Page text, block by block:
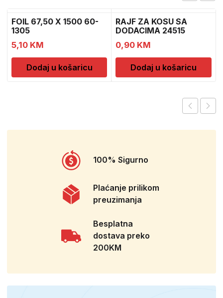
FOIL 67,50 X 1500 60-
1305
5,10 KM
Dodaj u košaricu
RAJF ZA KOSU SA
DODACIMA 24515
CH52451
0,90 KM
Dodaj u košaricu
100% Sigurno
Plaćanje prilikom
preuzimanja
Besplatna
dostava preko
200KM